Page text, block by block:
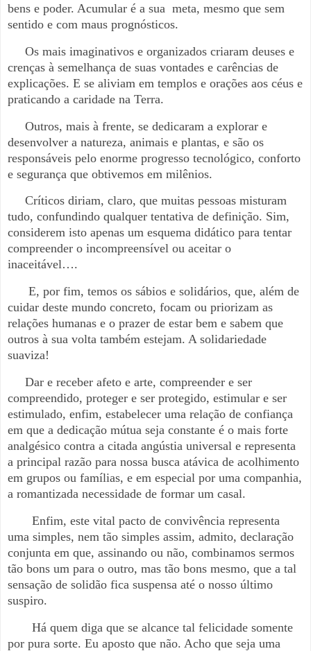
bens e poder. Acumular é a sua meta, mesmo que sem
sentido e com maus prognósticos.
Os mais imaginativos e organizados criaram deuses e
crenças à semelhança de suas vontades e carências de
explicações. E se aliviam em templos e orações aos céus e
praticando a caridade na Terra.
Outros, mais à frente, se dedicaram a explorar e
desenvolver a natureza, animais e plantas, e são os
responsáveis pelo enorme progresso tecnológico, conforto
e segurança que obtivemos em milênios.
Críticos diriam, claro, que muitas pessoas misturam
tudo, confundindo qualquer tentativa de definição. Sim,
considerem isto apenas um esquema didático para tentar
compreender o incompreensível ou aceitar o
inaceitável….
E, por fim, temos os sábios e solidários, que, além de
cuidar deste mundo concreto, focam ou priorizam as
relações humanas e o prazer de estar bem e sabem que
outros à sua volta também estejam. A solidariedade
suaviza!
Dar e receber afeto e arte, compreender e ser
compreendido, proteger e ser protegido, estimular e ser
estimulado, enfim, estabelecer uma relação de confiança
em que a dedicação mútua seja constante é o mais forte
analgésico contra a citada angústia universal e representa
a principal razão para nossa busca atávica de acolhimento
em grupos ou famílias, e em especial por uma companhia,
a romantizada necessidade de formar um casal.
Enfim, este vital pacto de convivência representa
uma simples, nem tão simples assim, admito, declaração
conjunta em que, assinando ou não, combinamos sermos
tão bons um para o outro, mas tão bons mesmo, que a tal
sensação de solidão fica suspensa até o nosso último
suspiro.
Há quem diga que se alcance tal felicidade somente
por pura sorte. Eu aposto que não. Acho que seja uma